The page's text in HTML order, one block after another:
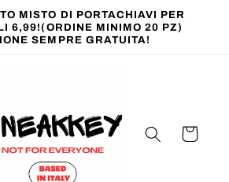
MISTO DI PORTACHIAVI PER
6,99!(ORDINE MINIMO 20 PZ)
SEMPRE GRATUITA!
Carrello